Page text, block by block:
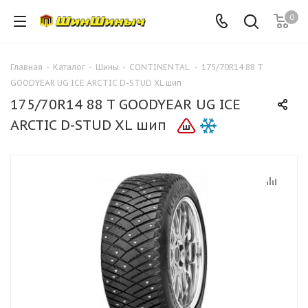
0
Главная - Каталог - Шины - CONTINENTAL - 175/70R14 88 T
GOODYEAR UG ICE ARCTIC D-STUD XL шип
175/70R14 88 T GOODYEAR UG ICE
ARCTIC D-STUD XL шип